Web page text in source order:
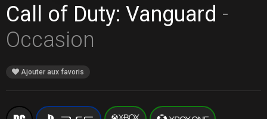
Call of Duty: Vanguard -
Occasion
Ajouter aux favoris